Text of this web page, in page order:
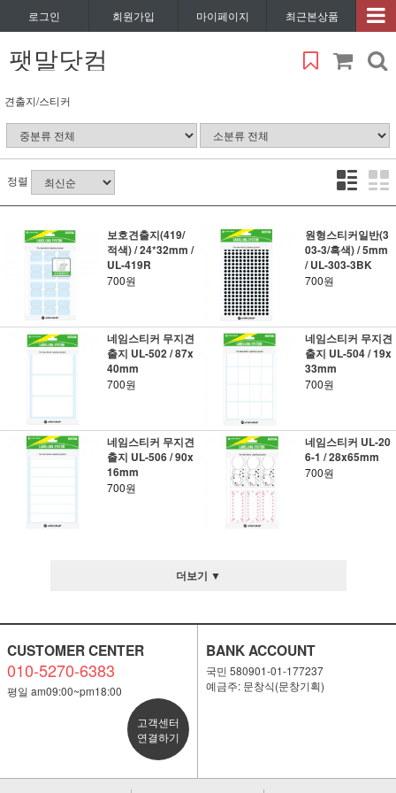
로그인 회원가입 마이페이지 최근본상품
팻말닷컴
견출지/스티커
정렬
보호견출지(419/
적색) / 24*32mm /
UL-419R
700원
원형스티커일반(3
03-3/흑색) / 5mm
/ UL-303-3BK
700원
네임스티커 무지견
출지 UL-502 / 87x
40mm
700원
네임스티커 무지견
출지 UL-504 / 19x
33mm
700원
네임스티커 무지견
출지 UL-506 / 90x
16mm
700원
네임스티커 UL-20
6-1 / 28x65mm
700원
더보기 ▼
CUSTOMER CENTER
010-5270-6383
평일 am09:00~pm18:00
고객센터
연결하기
BANK ACCOUNT
국민 580901-01-177237
예금주: 문창식(문창기획)